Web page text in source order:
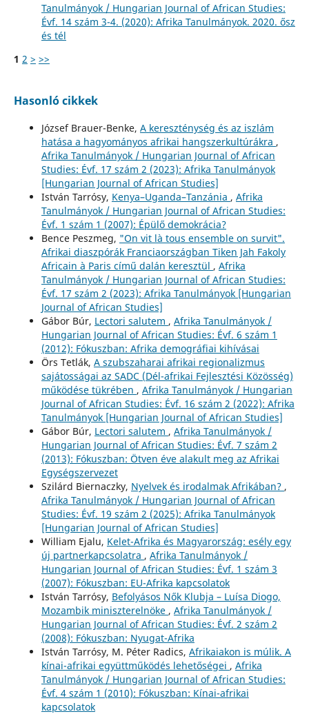
Tanulmányok / Hungarian Journal of African Studies:
Évf. 14 szám 3-4. (2020): Afrika Tanulmányok. 2020. ősz
és tél
1 2 > >>
Hasonló cikkek
József Brauer-Benke, A kereszténység és az iszlám
hatása a hagyományos afrikai hangszerkultúrákra ,
Afrika Tanulmányok / Hungarian Journal of African
Studies: Évf. 17 szám 2 (2023): Afrika Tanulmányok
[Hungarian Journal of African Studies]
István Tarrósy, Kenya–Uganda–Tanzánia , Afrika
Tanulmányok / Hungarian Journal of African Studies:
Évf. 1 szám 1 (2007): Épülő demokrácia?
Bence Peszmeg, "On vit là tous ensemble on survit".
Afrikai diaszpórák Franciaországban Tiken Jah Fakoly
Africain à Paris című dalán keresztül , Afrika
Tanulmányok / Hungarian Journal of African Studies:
Évf. 17 szám 2 (2023): Afrika Tanulmányok [Hungarian
Journal of African Studies]
Gábor Búr, Lectori salutem , Afrika Tanulmányok /
Hungarian Journal of African Studies: Évf. 6 szám 1
(2012): Fókuszban: Afrika demográfiai kihívásai
Örs Tetlák, A szubszaharai afrikai regionalizmus
sajátosságai az SADC (Dél-afrikai Fejlesztési Közösség)
működése tükrében , Afrika Tanulmányok / Hungarian
Journal of African Studies: Évf. 16 szám 2 (2022): Afrika
Tanulmányok [Hungarian Journal of African Studies]
Gábor Búr, Lectori salutem , Afrika Tanulmányok /
Hungarian Journal of African Studies: Évf. 7 szám 2
(2013): Fókuszban: Ötven éve alakult meg az Afrikai
Egységszervezet
Szilárd Biernaczky, Nyelvek és irodalmak Afrikában? ,
Afrika Tanulmányok / Hungarian Journal of African
Studies: Évf. 19 szám 2 (2025): Afrika Tanulmányok
[Hungarian Journal of African Studies]
William Ejalu, Kelet-Afrika és Magyarország: esély egy
új partnerkapcsolatra , Afrika Tanulmányok /
Hungarian Journal of African Studies: Évf. 1 szám 3
(2007): Fókuszban: EU-Afrika kapcsolatok
István Tarrósy, Befolyásos Nők Klubja – Luísa Diogo,
Mozambik miniszterelnöke , Afrika Tanulmányok /
Hungarian Journal of African Studies: Évf. 2 szám 2
(2008): Fókuszban: Nyugat-Afrika
István Tarrósy, M. Péter Radics, Afrikaiakon is múlik. A
kínai-afrikai együttműködés lehetőségei , Afrika
Tanulmányok / Hungarian Journal of African Studies:
Évf. 4 szám 1 (2010): Fókuszban: Kínai-afrikai
kapcsolatok